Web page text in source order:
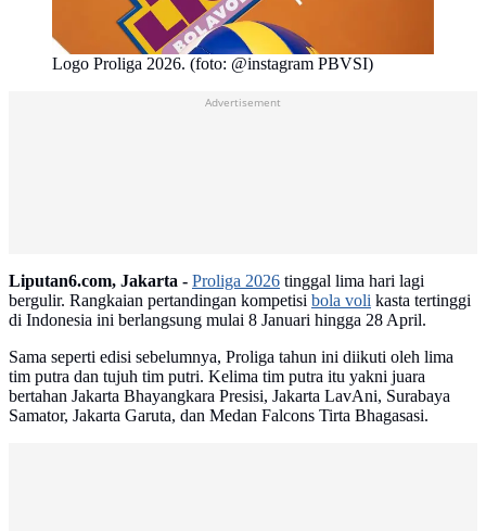
Logo Proliga 2026. (foto: @instagram PBVSI)
Advertisement
Liputan6.com, Jakarta - Proliga 2026 tinggal lima hari lagi
bergulir. Rangkaian pertandingan kompetisi bola voli kasta tertinggi
di Indonesia ini berlangsung mulai 8 Januari hingga 28 April.
Sama seperti edisi sebelumnya, Proliga tahun ini diikuti oleh lima
tim putra dan tujuh tim putri. Kelima tim putra itu yakni juara
bertahan Jakarta Bhayangkara Presisi, Jakarta LavAni, Surabaya
Samator, Jakarta Garuta, dan Medan Falcons Tirta Bhagasasi.